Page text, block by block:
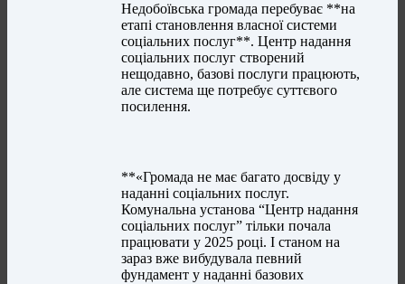
Недобоївська громада перебуває **на
етапі становлення власної системи
соціальних послуг**. Центр надання
соціальних послуг створений
нещодавно, базові послуги працюють,
але система ще потребує суттєвого
посилення.
**«Громада не має багато досвіду у
наданні соціальних послуг.
Комунальна установа “Центр надання
соціальних послуг” тільки почала
працювати у 2025 році. І станом на
зараз вже вибудувала певний
фундамент у наданні базових